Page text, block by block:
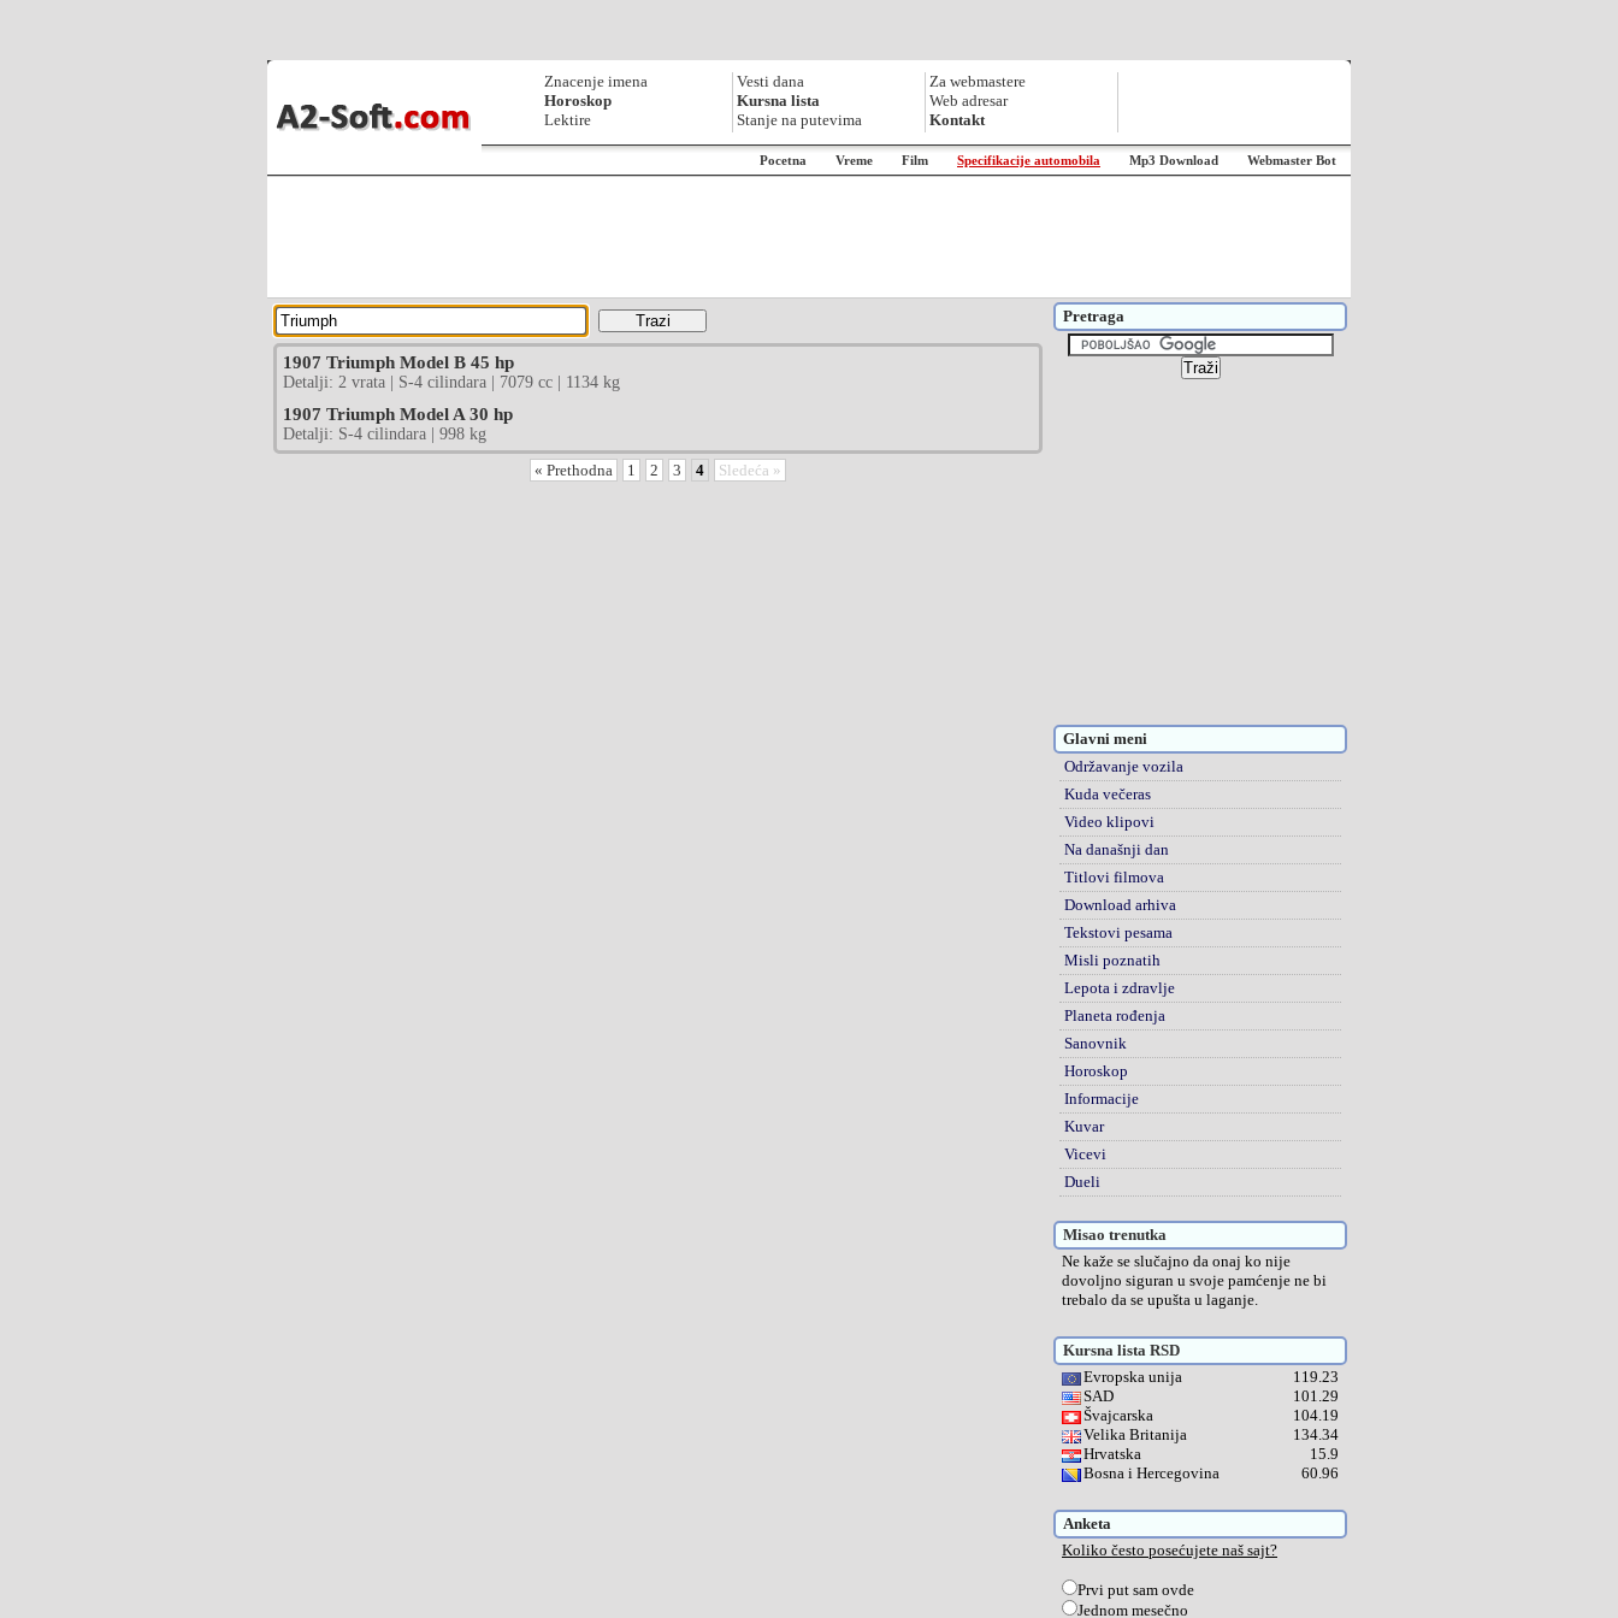
Znacenje imena
Horoskop
Lektire
Vesti dana
Kursna lista
Stanje na putevima
Za webmastere
Web adresar
Kontakt
Pocetna Vreme Film Specifikacije automobila Mp3 Download Webmaster Bot
1907 Triumph Model B 45 hp
Detalji: 2 vrata | S-4 cilindara | 7079 cc | 1134 kg
1907 Triumph Model A 30 hp
Detalji: S-4 cilindara | 998 kg
« Prethodna
1 2 3 4 Sledeća »
Pretraga
Glavni meni
Održavanje vozila
Kuda večeras
Video klipovi
Na današnji dan
Titlovi filmova
Download arhiva
Tekstovi pesama
Misli poznatih
Lepota i zdravlje
Planeta rođenja
Sanovnik
Horoskop
Informacije
Kuvar
Vicevi
Dueli
Misao trenutka
Ne kaže se slučajno da onaj ko nije
dovoljno siguran u svoje pamćenje ne bi
trebalo da se upušta u laganje.
Kursna lista RSD
Evropska unija
119.23
SAD
101.29
Švajcarska
104.19
Velika Britanija
134.34
Hrvatska
15.9
Bosna i Hercegovina
60.96
Anketa
Koliko često posećujete naš sajt?
Prvi put sam ovde
Jednom mesečno